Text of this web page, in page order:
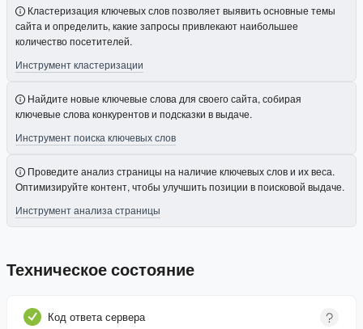
Кластеризация ключевых слов позволяет выявить основные темы
сайта и определить, какие запросы привлекают наибольшее
количество посетителей.
Инструмент кластеризации
Найдите новые ключевые слова для своего сайта, собирая
ключевые слова конкурентов и подсказки в выдаче.
Инструмент поиска ключевых слов
Проведите анализ страницы на наличие ключевых слов и их веса.
Оптимизируйте контент, чтобы улучшить позиции в поисковой выдаче.
Инструмент анализа страницы
Техническое состояние
Код ответа сервера